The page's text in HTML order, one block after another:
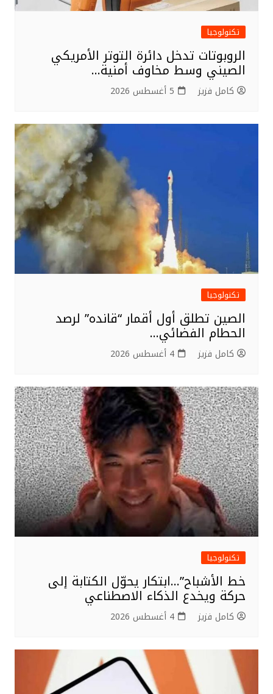
تكنولوجيا
الروبوتات تدخل دائرة التوتر الأمريكي
الصيني وسط مخاوف أمنية…
كامل فزيز 5 أغسطس 2026
تكنولوجيا
الصين تطلق أول أقمار “قانده” لرصد
الحطام الفضائي…
كامل فزيز 4 أغسطس 2026
تكنولوجيا
خط الأشباح”…ابتكار يحوّل الكتابة إلى
حركة ويخدع الذكاء الاصطناعي
كامل فزيز 4 أغسطس 2026